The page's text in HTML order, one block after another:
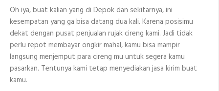
Oh iya, buat kalian yang di Depok dan sekitarnya, ini
kesempatan yang ga bisa datang dua kali. Karena posisimu
dekat dengan pusat penjualan rujak cireng kami. Jadi tidak
perlu repot membayar ongkir mahal, kamu bisa mampir
langsung menjemput para cireng mu untuk segera kamu
pasarkan. Tentunya kami tetap menyediakan jasa kirim buat
kamu.